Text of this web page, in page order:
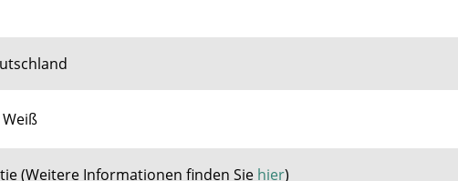
(Weitere Informationen finden Sie hier)